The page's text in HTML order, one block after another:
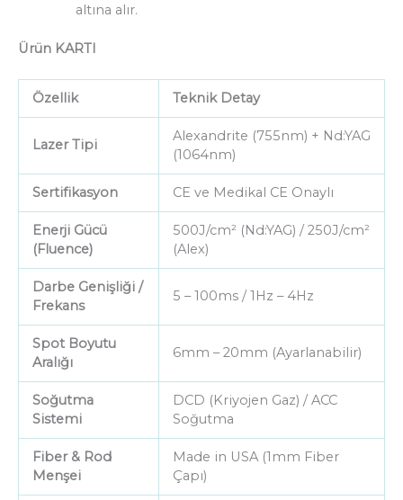
altına alır.
Ürün KARTI
Özellik Teknik Detay
Lazer Tipi
Alexandrite (755nm) + Nd:YAG
(1064nm)
Sertifikasyon CE ve Medikal CE Onaylı
Enerji Gücü
(Fluence)
500J/cm² (Nd:YAG) / 250J/cm²
(Alex)
Darbe Genişliği /
Frekans
5 – 100ms / 1Hz – 4Hz
Spot Boyutu
Aralığı
6mm – 20mm (Ayarlanabilir)
Soğutma
Sistemi
DCD (Kriyojen Gaz) / ACC
Soğutma
Fiber & Rod
Menşei
Made in USA (1mm Fiber
Çapı)